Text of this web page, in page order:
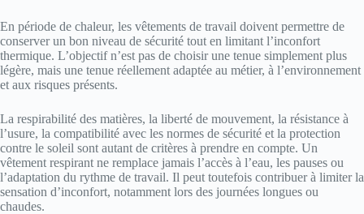
En période de chaleur, les vêtements de travail doivent permettre de
conserver un bon niveau de sécurité tout en limitant l’inconfort
thermique. L’objectif n’est pas de choisir une tenue simplement plus
légère, mais une tenue réellement adaptée au métier, à l’environnement
et aux risques présents.
La respirabilité des matières, la liberté de mouvement, la résistance à
l’usure, la compatibilité avec les normes de sécurité et la protection
contre le soleil sont autant de critères à prendre en compte. Un
vêtement respirant ne remplace jamais l’accès à l’eau, les pauses ou
l’adaptation du rythme de travail. Il peut toutefois contribuer à limiter la
sensation d’inconfort, notamment lors des journées longues ou
chaudes.